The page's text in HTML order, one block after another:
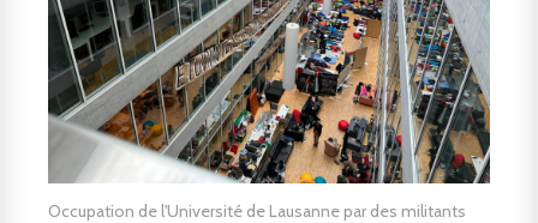
Occupation de l'Université de Lausanne par des militants